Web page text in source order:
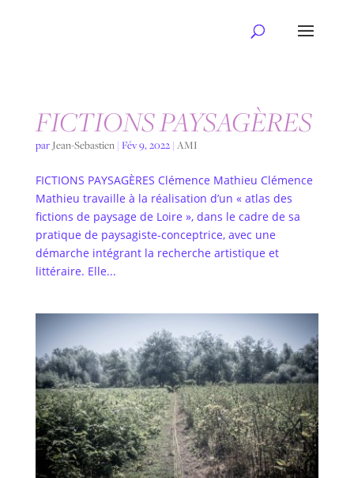
FICTIONS PAYSAGÈRES
par Jean-Sebastien| Fév 9, 2022| AMI
FICTIONS PAYSAGÈRES Clémence Mathieu Clémence
Mathieu travaille à la réalisation d’un « atlas des
fictions de paysage de Loire », dans le cadre de sa
pratique de paysagiste-conceptrice, avec une
démarche intégrant la recherche artistique et
littéraire. Elle...